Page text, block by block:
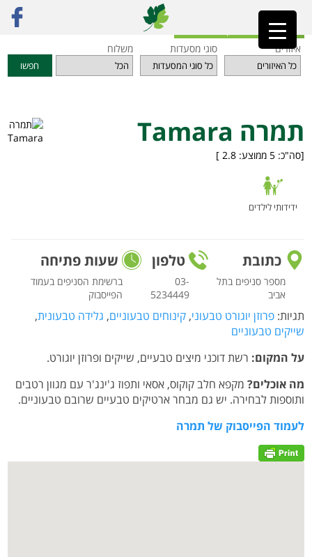
ראשי»מסעדות תמרה Tamara
חזרה לאינדקס המסעדות
איזורים
סוגי מסעדות משלוח
חפשו
תמרה Tamara
[סה"כ: 5 ממוצע: 2.8
]
ידידותי לילדים
כתובת
מספר סניפים בתל
אביב
טלפון
03-
5234449
שעות פתיחה
ברשימת הסניפים בעמוד
הפייסבוק
תגיות: פרוזן יוגורט טבעוני, קינוחים טבעוניים, גלידה טבעונית,
שייקים טבעוניים
על המקום: רשת דוכני מיצים טבעיים, שייקים ופרוזן יוגורט.
מה אוכלים? מקפא חלב קוקוס, אסאי ותפוז ג'ינג'ר עם מגוון רטבים
ותוספות לבחירה. יש גם מבחר ארטיקים טבעיים שרובם טבעוניים.
לעמוד הפייסבוק של תמרה